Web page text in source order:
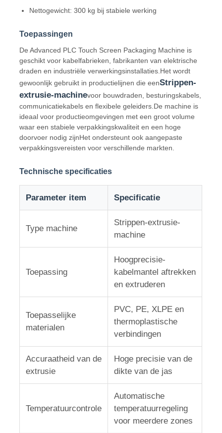
Fabrieksreis
Kwaliteitscontrole
Contacteer ons
Alle Gevallen
Vraag een offerte aan
de lijn van de draaduitdrijving
draad die machine vastlopen
Doppeldraaiende stroomachine
Wikkelmachine
Kies Draaimachine uit
Nettogewicht: 300 kg bij stabiele werking
Toepassingen
De Advanced PLC Touch Screen Packaging Machine is
geschikt voor kabelfabrieken, fabrikanten van elektrische
draden en industriële verwerkingsinstallaties.Het wordt
gewoonlijk gebruikt in productielijnen die eenStrippen-
extrusie-machinevoor bouwdraden, besturingskabels,
communicatiekabels en flexibele geleiders.De machine is
ideaal voor productieomgevingen met een groot volume
waar een stabiele verpakkingskwaliteit en een hoge
doorvoer nodig zijnHet ondersteunt ook aangepaste
verpakkingsvereisten voor verschillende markten.
Technische specificaties
Parameter item Specificatie
Type machine
Strippen-extrusie-
machine
Toepassing
Hoogprecisie-
kabelmantel aftrekken
en extruderen
Toepasselijke
materialen
PVC, PE, XLPE en
thermoplastische
verbindingen
Accuraatheid van de
extrusie
Hoge precisie van de
dikte van de jas
Temperatuurcontrole
Automatische
temperatuurregeling
voor meerdere zones